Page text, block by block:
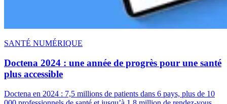
SANTÉ NUMÉRIQUE
Doctena 2024 : une année de progrès pour une santé
plus accessible
Doctena en 2024 : 7,5 millions de patients dans 6 pays, plus de 10